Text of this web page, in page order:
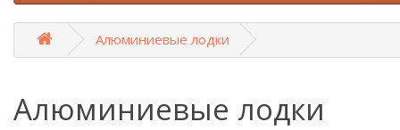
Алюминиевые лодки
Алюминиевые лодки